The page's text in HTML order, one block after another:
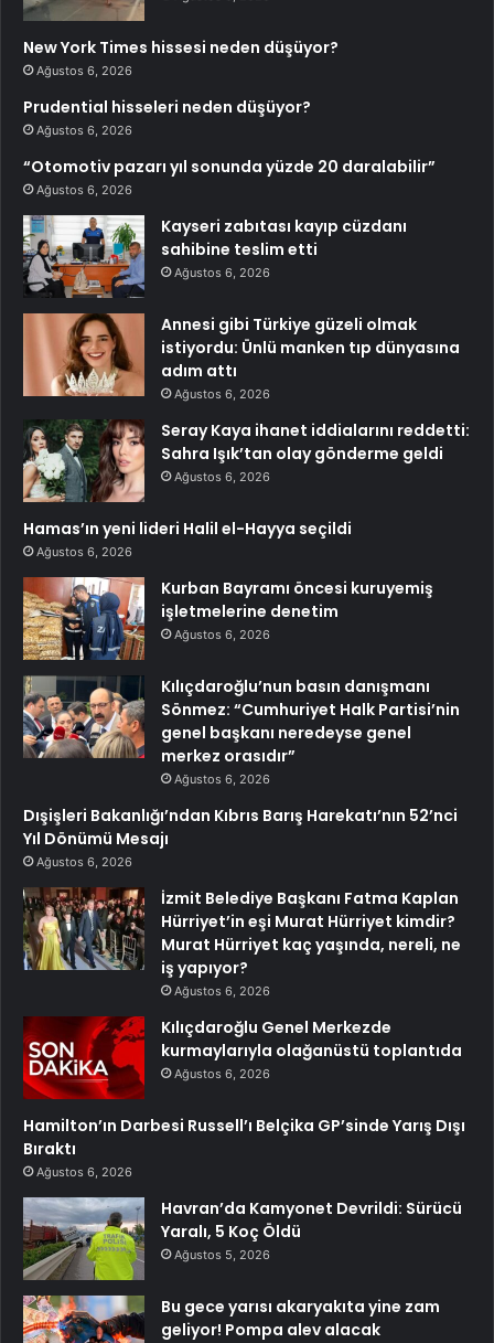
New York Times hissesi neden düşüyor?
Ağustos 6, 2026
Prudential hisseleri neden düşüyor?
Ağustos 6, 2026
“Otomotiv pazarı yıl sonunda yüzde 20 daralabilir”
Ağustos 6, 2026
Kayseri zabıtası kayıp cüzdanı
sahibine teslim etti
Ağustos 6, 2026
Annesi gibi Türkiye güzeli olmak
istiyordu: Ünlü manken tıp dünyasına
adım attı
Ağustos 6, 2026
Seray Kaya ihanet iddialarını reddetti:
Sahra Işık’tan olay gönderme geldi
Ağustos 6, 2026
Hamas’ın yeni lideri Halil el-Hayya seçildi
Ağustos 6, 2026
Kurban Bayramı öncesi kuruyemiş
işletmelerine denetim
Ağustos 6, 2026
Kılıçdaroğlu’nun basın danışmanı
Sönmez: “Cumhuriyet Halk Partisi’nin
genel başkanı neredeyse genel
merkez orasıdır”
Ağustos 6, 2026
Dışişleri Bakanlığı’ndan Kıbrıs Barış Harekatı’nın 52’nci
Yıl Dönümü Mesajı
Ağustos 6, 2026
İzmit Belediye Başkanı Fatma Kaplan
Hürriyet’in eşi Murat Hürriyet kimdir?
Murat Hürriyet kaç yaşında, nereli, ne
iş yapıyor?
Ağustos 6, 2026
Kılıçdaroğlu Genel Merkezde
kurmaylarıyla olağanüstü toplantıda
Ağustos 6, 2026
Hamilton’ın Darbesi Russell’ı Belçika GP’sinde Yarış Dışı
Bıraktı
Ağustos 6, 2026
Havran’da Kamyonet Devrildi: Sürücü
Yaralı, 5 Koç Öldü
Ağustos 5, 2026
Bu gece yarısı akaryakıta yine zam
geliyor! Pompa alev alacak